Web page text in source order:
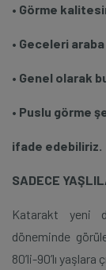
• Görme
• Geceleri araba
• Genel olarak
• Puslu görme
ifade edebiliriz.
SADECE
Katarakt yeni
döneminde
80’li-90’lı yaşlara